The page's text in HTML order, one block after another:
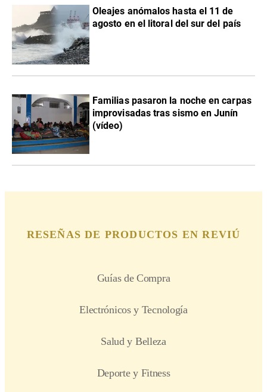
Oleajes anómalos hasta el 11 de
agosto en el litoral del sur del país
Familias pasaron la noche en carpas
improvisadas tras sismo en Junín
(vídeo)